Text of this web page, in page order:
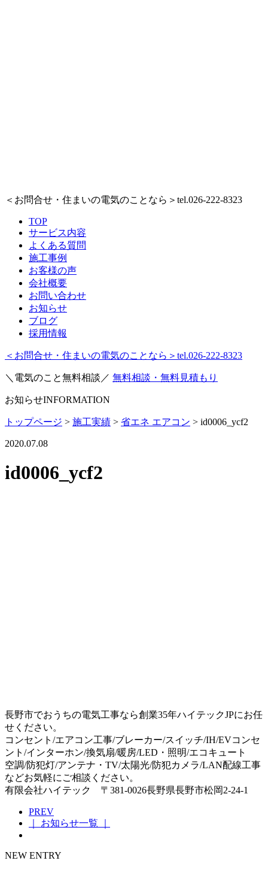
＜お問合せ・住まいの電気のことなら＞ tel.026-222-8323
TOP
サービス内容
よくある質問
施工事例
お客様の声
会社概要
お問い合わせ
お知らせ
ブログ
採用情報
＜お問合せ・住まいの電気のことなら＞ tel.026-222-8323
＼電気のこと無料相談／ 無料相談・無料見積もり
お知らせINFORMATION
トップページ > 施工実績 > 省エネ エアコン > id0006_ycf2
2020.07.08
id0006_ycf2
長野市でおうちの電気工事なら創業35年ハイテックJPにお任
せください。
コンセント/エアコン工事/ブレーカー/スイッチ/IH/EVコンセ
ント/インターホン/換気扇/暖房/LED・照明/エコキュート
空調/防犯灯/アンテナ・TV/太陽光/防犯カメラ/LAN配線工事
などお気軽にご相談ください。
有限会社ハイテック 〒381-0026長野県長野市松岡2-24-1
PREV
｜ お知らせ一覧 ｜
NEW ENTRY